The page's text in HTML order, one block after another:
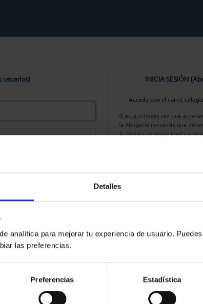
Detalles
analítica para mejorar tu experiencia de usuario.
las preferencias.
Preferencias Estadística
usuarios) INICIA SESIÓN
Accede con el carné
Si es la primera vez que
la Abogacía recuerda que
la política de privacidad y
Entrar
¿No tienes cuenta?